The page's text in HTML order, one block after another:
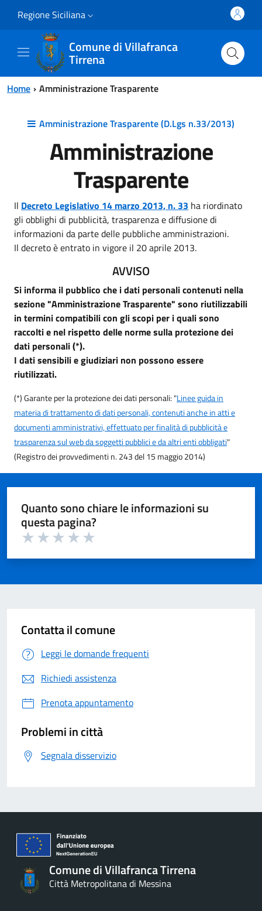
Regione Siciliana
Comune di Villafranca
Tirrena
Home Amministrazione Trasparente
Amministrazione Trasparente (D.Lgs n.33/2013)
Amministrazione
Trasparente
Il Decreto Legislativo 14 marzo 2013, n. 33 ha riordinato
gli obblighi di pubblicità, trasparenza e diffusione di
informazioni da parte delle pubbliche amministrazioni.
Il decreto è entrato in vigore il 20 aprile 2013.
AVVISO
Si informa il pubblico che i dati personali contenuti nella
sezione "Amministrazione Trasparente" sono riutilizzabili
in termini compatibili con gli scopi per i quali sono
raccolti e nel rispetto delle norme sulla protezione dei
dati personali (*).
I dati sensibili e giudiziari non possono essere
riutilizzati.
(*) Garante per la protezione dei dati personali: "Linee guida in
materia di trattamento di dati personali, contenuti anche in atti e
documenti amministrativi, effettuato per finalità di pubblicità e
trasparenza sul web da soggetti pubblici e da altri enti obbligati"
(Registro dei provvedimenti n. 243 del 15 maggio 2014)
Quanto sono chiare le informazioni su
questa pagina?
Contatta il comune
Leggi le domande frequenti
Richiedi assistenza
Prenota appuntamento
Problemi in città
Segnala disservizio
Comune di Villafranca Tirrena
Città Metropolitana di Messina